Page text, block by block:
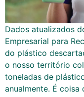
Dados atualizados
Empresarial para
do plástico
o nosso território
toneladas de
anualmente. É